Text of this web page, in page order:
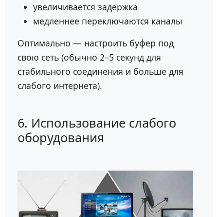
увеличивается задержка
медленнее переключаются каналы
Оптимально — настроить буфер под
свою сеть (обычно 2–5 секунд для
стабильного соединения и больше для
слабого интернета).
6. Использование слабого
оборудования